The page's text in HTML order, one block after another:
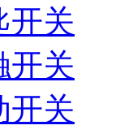
开关
开关
开关